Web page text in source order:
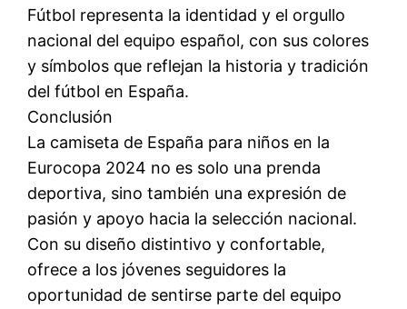
Fútbol representa la identidad y el orgullo
nacional del equipo español, con sus colores
y símbolos que reflejan la historia y tradición
del fútbol en España.
Conclusión
La camiseta de España para niños en la
Eurocopa 2024 no es solo una prenda
deportiva, sino también una expresión de
pasión y apoyo hacia la selección nacional.
Con su diseño distintivo y confortable,
ofrece a los jóvenes seguidores la
oportunidad de sentirse parte del equipo